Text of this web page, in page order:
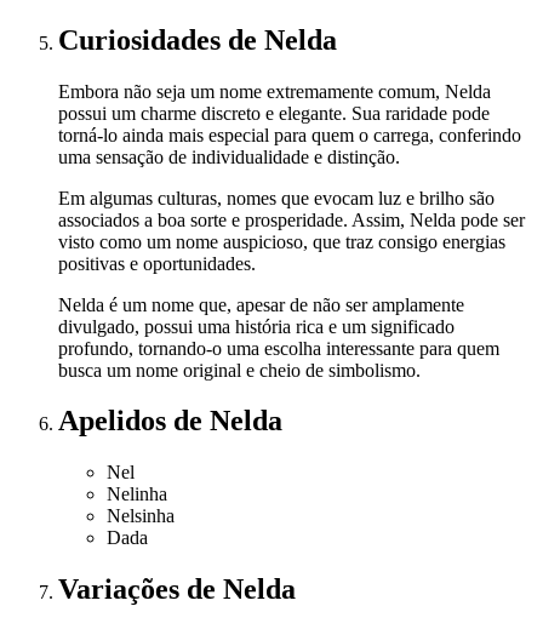
Curiosidades de Nelda
Embora não seja um nome extremamente comum, Nelda
possui um charme discreto e elegante. Sua raridade pode
torná-lo ainda mais especial para quem o carrega, conferindo
uma sensação de individualidade e distinção.
Em algumas culturas, nomes que evocam luz e brilho são
associados a boa sorte e prosperidade. Assim, Nelda pode ser
visto como um nome auspicioso, que traz consigo energias
positivas e oportunidades.
Nelda é um nome que, apesar de não ser amplamente
divulgado, possui uma história rica e um significado
profundo, tornando-o uma escolha interessante para quem
busca um nome original e cheio de simbolismo.
Apelidos de Nelda
Nel
Nelinha
Nelsinha
Dada
Variações de Nelda